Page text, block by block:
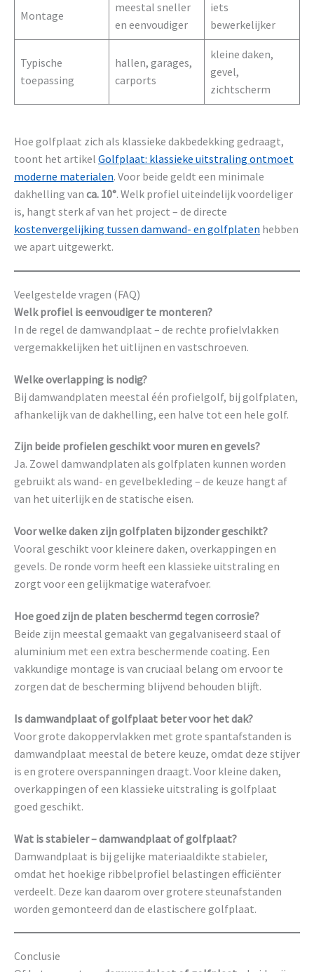
Montage
meestal sneller
en eenvoudiger
iets
bewerkelijker
Typische
toepassing
hallen, garages,
carports
kleine daken,
gevel,
zichtscherm
Hoe golfplaat zich als klassieke dakbedekking gedraagt,
toont het artikel Golfplaat: klassieke uitstraling ontmoet
moderne materialen. Voor beide geldt een minimale
dakhelling van ca. 10°. Welk profiel uiteindelijk voordeliger
is, hangt sterk af van het project – de directe
kostenvergelijking tussen damwand- en golfplaten hebben
we apart uitgewerkt.
Veelgestelde vragen (FAQ)
Welk profiel is eenvoudiger te monteren?
In de regel de damwandplaat – de rechte profielvlakken
vergemakkelijken het uitlijnen en vastschroeven.
Welke overlapping is nodig?
Bij damwandplaten meestal één profielgolf, bij golfplaten,
afhankelijk van de dakhelling, een halve tot een hele golf.
Zijn beide profielen geschikt voor muren en gevels?
Ja. Zowel damwandplaten als golfplaten kunnen worden
gebruikt als wand- en gevelbekleding – de keuze hangt af
van het uiterlijk en de statische eisen.
Voor welke daken zijn golfplaten bijzonder geschikt?
Vooral geschikt voor kleinere daken, overkappingen en
gevels. De ronde vorm heeft een klassieke uitstraling en
zorgt voor een gelijkmatige waterafvoer.
Hoe goed zijn de platen beschermd tegen corrosie?
Beide zijn meestal gemaakt van gegalvaniseerd staal of
aluminium met een extra beschermende coating. Een
vakkundige montage is van cruciaal belang om ervoor te
zorgen dat de bescherming blijvend behouden blijft.
Is damwandplaat of golfplaat beter voor het dak?
Voor grote dakoppervlakken met grote spantafstanden is
damwandplaat meestal de betere keuze, omdat deze stijver
is en grotere overspanningen draagt. Voor kleine daken,
overkappingen of een klassieke uitstraling is golfplaat
goed geschikt.
Wat is stabieler – damwandplaat of golfplaat?
Damwandplaat is bij gelijke materiaaldikte stabieler,
omdat het hoekige ribbelprofiel belastingen efficiënter
verdeelt. Deze kan daarom over grotere steunafstanden
worden gemonteerd dan de elastischere golfplaat.
Conclusie